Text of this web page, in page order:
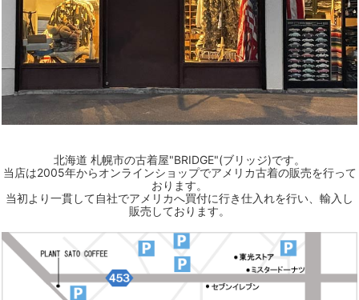
北海道 札幌市の古着屋"BRIDGE"(ブリッジ)です。
当店は2005年からオンラインショップでアメリカ古着の販売を行って
おります。
当初より一貫して自社でアメリカへ買付に行き仕入れを行い、輸入し
販売しております。